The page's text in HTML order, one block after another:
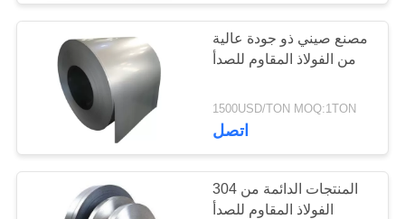
لفائف الفولاذ المقاوم
للصدأ
73
مصنع صيني ذو جودة عالية
من الفولاذ المقاوم للصدأ
1500USD/TON MOQ:1TON
اتصل
304 المنتجات الدائمة من
الفولاذ المقاوم للصدأ